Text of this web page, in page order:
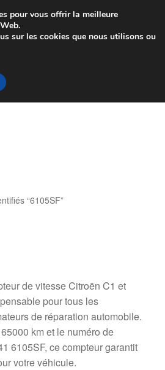
à partir de 7 EUR
de 9 h à 16 h
“6105SF”
de vitesse Citroën C1 et
pour tous les
de réparation automobile.
km et le numéro de
6105SF, ce compteur garantit
votre véhicule.
pour vous offrir la meilleure
sur les cookies que nous utilisons ou